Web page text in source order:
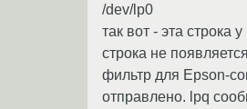
/dev/lp0
так вот - эта строка
строка не
фильтр для Epson-
отправлено. lpq